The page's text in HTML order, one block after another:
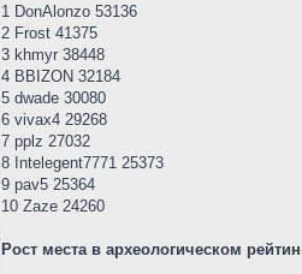
1 DonAlonzo 53136
2 Frost 41375
3 khmyr 38448
4 BBIZON 32184
5 dwade 30080
6 vivax4 29268
7 pplz 27032
8 Intelegent7771 25373
9 pav5 25364
10 Zaze 24260
Рост места в археологическом